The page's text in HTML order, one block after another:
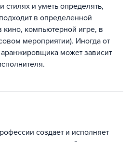
стилях и уметь определять,
в определенной
кино, компьютерной игре, в
мероприятии). Иногда от
может зависит
создает и исполняет